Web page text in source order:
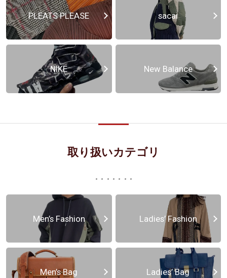
PLEATS PLEASE sacai
NIKE New Balance
取り扱いカテゴリ
Men’s Fashion Ladies’ Fashion
Men’s Bag Ladies’ Bag